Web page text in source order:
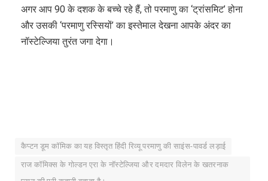
अगर आप 90 के दशक के बच्चे रहे हैं, तो परमाणु का ‘ट्रांसमिट’ होना
और उसकी ‘परमाणु रस्सियों’ का इस्तेमाल देखना आपके अंदर का
नॉस्टेल्जिया तुरंत जगा देगा।
कैप्टन डूम कॉमिक का यह विस्तृत हिंदी रिव्यू परमाणु की साइंस-पावर्ड लड़ाई
राज कॉमिक्स के गोल्डन एरा के नॉस्टेल्जिया और दमदार विलेन के खतरनाक